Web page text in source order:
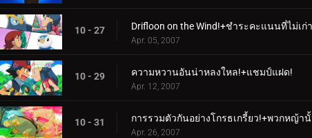
10 - 27 Drifloon on the Wind!+ชำระคะแนนที่ไม่เก่
Apr. 05, 2007
10 - 29 ความหวานอันน่าหลงใหล!+แชมป์แฝด!
Apr. 12, 2007
10 - 31 การรวมตัวกันอย่างโกรธเกรี้ยว!+พวกหญ้า
Apr. 26, 2007